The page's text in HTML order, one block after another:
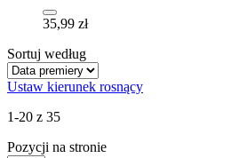
35,99 zł
Sortuj według
Ustaw kierunek rosnący
1-20 z 35
Pozycji na stronie